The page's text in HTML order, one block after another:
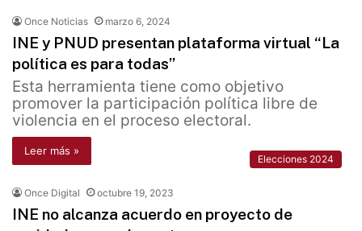
Once Noticias marzo 6, 2024
INE y PNUD presentan plataforma virtual “La
política es para todas”
Esta herramienta tiene como objetivo
promover la participación política libre de
violencia en el proceso electoral.
Leer más »
Elecciones 2024
Once Digital octubre 19, 2023
INE no alcanza acuerdo en proyecto de